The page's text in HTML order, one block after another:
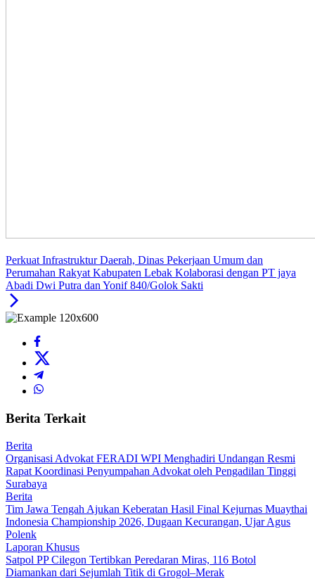
Perkuat Infrastruktur Daerah, Dinas Pekerjaan Umum dan
Perumahan Rakyat Kabupaten Lebak Kolaborasi dengan PT jaya
Abadi Dwi Putra dan Yonif 840/Golok Sakti
Berita Terkait
Berita
Organisasi Advokat FERADI WPI Menghadiri Undangan Resmi
Rapat Koordinasi Penyumpahan Advokat oleh Pengadilan Tinggi
Surabaya
Berita
Tim Jawa Tengah Ajukan Keberatan Hasil Final Kejurnas Muaythai
Indonesia Championship 2026, Dugaan Kecurangan, Ujar Agus
Polenk
Laporan Khusus
Satpol PP Cilegon Tertibkan Peredaran Miras, 116 Botol
Diamankan dari Sejumlah Titik di Grogol–Merak